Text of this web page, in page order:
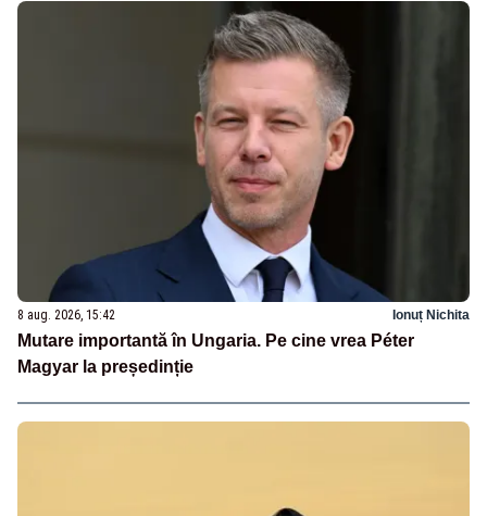
8 aug. 2026, 15:42 Ionuț Nichita
Mutare importantă în Ungaria. Pe cine vrea Péter
Magyar la președinție